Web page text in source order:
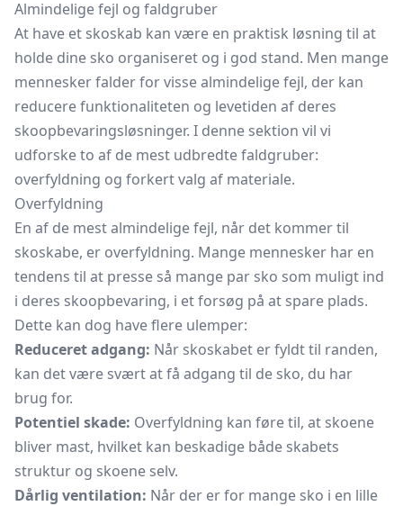
Almindelige fejl og faldgruber
At have et skoskab kan være en praktisk løsning til at
holde dine sko organiseret og i god stand. Men mange
mennesker falder for visse almindelige fejl, der kan
reducere funktionaliteten og levetiden af deres
skoopbevaringsløsninger. I denne sektion vil vi
udforske to af de mest udbredte faldgruber:
overfyldning og forkert valg af materiale.
Overfyldning
En af de mest almindelige fejl, når det kommer til
skoskabe, er overfyldning. Mange mennesker har en
tendens til at presse så mange par sko som muligt ind
i deres skoopbevaring, i et forsøg på at spare plads.
Dette kan dog have flere ulemper:
Reduceret adgang: Når skoskabet er fyldt til randen,
kan det være svært at få adgang til de sko, du har
brug for.
Potentiel skade: Overfyldning kan føre til, at skoene
bliver mast, hvilket kan beskadige både skabets
struktur og skoene selv.
Dårlig ventilation: Når der er for mange sko i en lille